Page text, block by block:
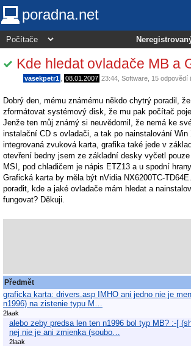
poradna.net
Kde hledat ovladače MB a
vasekpetr1 08.01.2007 23:44 Software , 15
Dobrý den, mému známému někdo chytrý poradil,
zformátovat systémový disk, že mu pak počítač
Jenže ten můj známý si neuvědomil, že nemá ke
instalační CD s ovladači, a tak po nainstalování Win
integrovaná zvuková karta, grafika také jede v
otevření bedny jsem ze základní desky vyčetl
MSI, pod chladičem je nápis ETZ13 a u spodní
Grafická karta by měla být nVidia NX6200TC-
poradit, kde a jaké ovladače mám hledat a
fungovat? Děkuji.
Předmět
graficka karta: drivers.asp IMHO ani jedno nie je
n1996) na zistenie typu M…
2laak
alebo zeby predsa len ten n1996 bol typ MB? :-[
nej nie je ani zmienka (soubo…
2laak